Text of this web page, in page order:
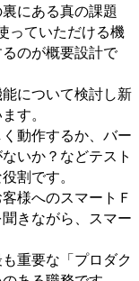
にある真の課題
っていただける機
のが概要設計で
について検討し新
す。
動作するか、バー
いか？などテスト
割です。
様へのスマートＦ
きながら、スマー
重要な「プロダク